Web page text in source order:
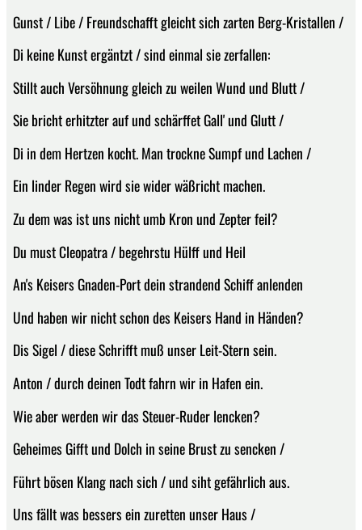
Gunst / Libe / Freundschafft gleicht sich zarten Berg-Kristallen /
Di keine Kunst ergäntzt / sind einmal sie zerfallen:
Stillt auch Versöhnung gleich zu weilen Wund und Blutt /
Sie bricht erhitzter auf und schärffet Gall' und Glutt /
Di in dem Hertzen kocht. Man trockne Sumpf und Lachen /
Ein linder Regen wird sie wider wäßricht machen.
Zu dem was ist uns nicht umb Kron und Zepter feil?
Du must Cleopatra / begehrstu Hülff und Heil
An's Keisers Gnaden-Port dein strandend Schiff anlenden
Und haben wir nicht schon des Keisers Hand in Händen?
Dis Sigel / diese Schrifft muß unser Leit-Stern sein.
Anton / durch deinen Todt fahrn wir in Hafen ein.
Wie aber werden wir das Steuer-Ruder lencken?
Geheimes Gifft und Dolch in seine Brust zu sencken /
Führt bösen Klang nach sich / und siht gefährlich aus.
Uns fällt was bessers ein zuretten unser Haus /